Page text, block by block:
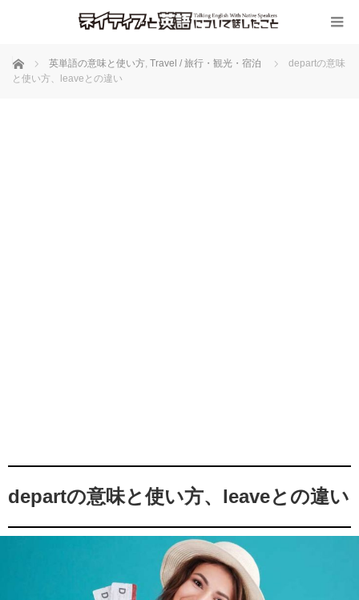
ホーム 英単語の意味と使い方, Travel / 旅行・観光・宿泊
departの意味
と使い方、leaveとの違い
departの意味と使い方、leaveとの違い